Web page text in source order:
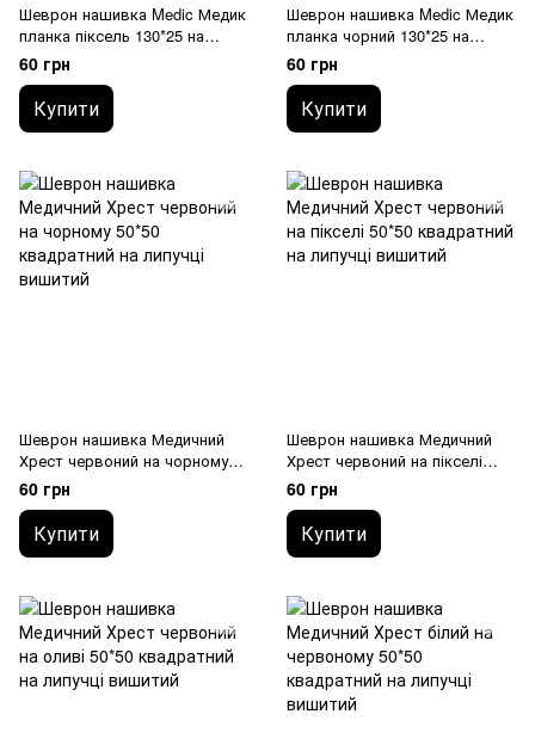
Шеврон нашивка Medic Медик
планка піксель 130*25 на
липучці вишитий
60 грн
Купити
Шеврон нашивка Medic Медик
планка чорний 130*25 на
липучці вишитий
60 грн
Купити
Шеврон нашивка Медичний
Хрест червоний на чорному
50*50 квадратний на липучці
вишитий
60 грн
Купити
Шеврон нашивка Медичний
Хрест червоний на пікселі
50*50 квадратний на липучці
вишитий
60 грн
Купити